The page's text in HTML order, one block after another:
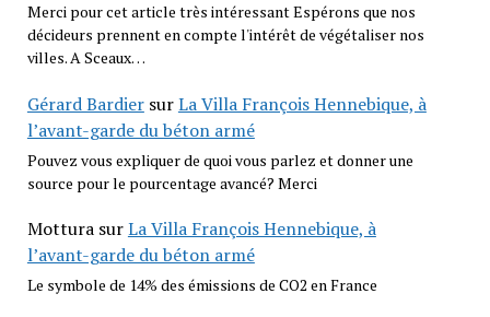
Merci pour cet article très intéressant Espérons que nos
décideurs prennent en compte l'intérêt de végétaliser nos
villes. A Sceaux…
Gérard BardiersurLa Villa François Hennebique, à
l’avant-garde du béton armé
Pouvez vous expliquer de quoi vous parlez et donner une
source pour le pourcentage avancé? Merci
MotturasurLa Villa François Hennebique, à
l’avant-garde du béton armé
Le symbole de 14% des émissions de CO2 en France